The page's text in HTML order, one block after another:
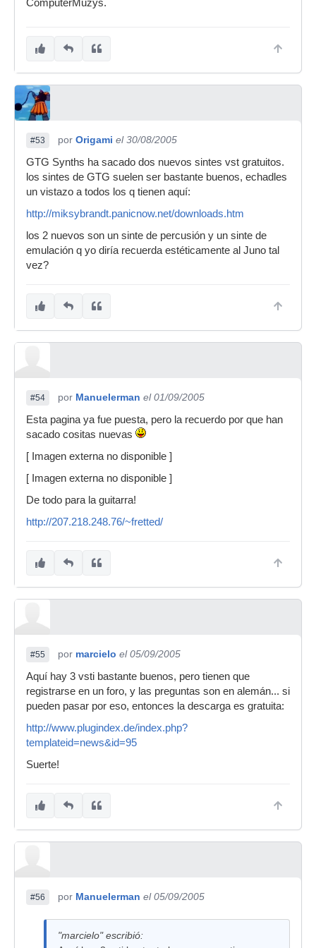
ComputerMuzys.
#53 por Origami el 30/08/2005
GTG Synths ha sacado dos nuevos sintes vst gratuitos.
los sintes de GTG suelen ser bastante buenos, echadles
un vistazo a todos los q tienen aquí:
http://miksybrandt.panicnow.net/downloads.htm
los 2 nuevos son un sinte de percusión y un sinte de
emulación q yo diría recuerda estéticamente al Juno tal
vez?
#54 por Manuelerman el 01/09/2005
Esta pagina ya fue puesta, pero la recuerdo por que han
sacado cositas nuevas
[ Imagen externa no disponible ]
[ Imagen externa no disponible ]
De todo para la guitarra!
http://207.218.248.76/~fretted/
#55 por marcielo el 05/09/2005
Aquí hay 3 vsti bastante buenos, pero tienen que
registrarse en un foro, y las preguntas son en alemán... si
pueden pasar por eso, entonces la descarga es gratuita:
http://www.plugindex.de/index.php?
templateid=news&id=95
Suerte!
#56 por Manuelerman el 05/09/2005
"marcielo" escribió: